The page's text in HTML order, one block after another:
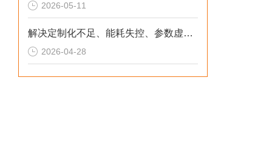
2026-05-11
解决定制化不足、能耗失控、参数虚标痛点的2026选型标准
2026-04-28